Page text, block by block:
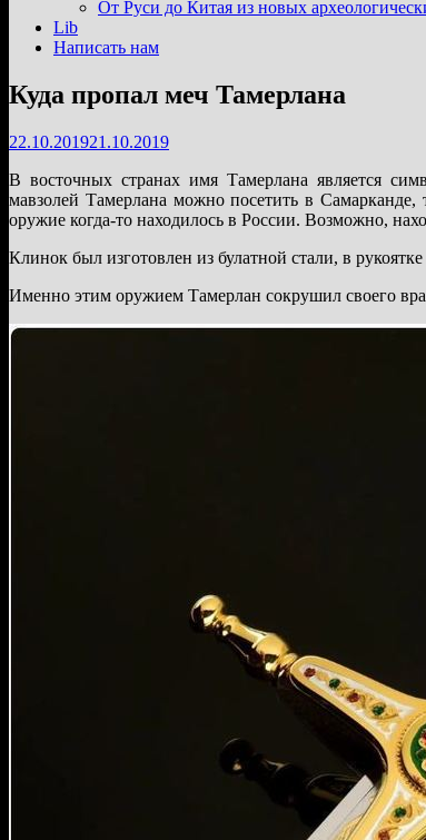
От Руси до Китая из новых
Lib
Написать нам
Куда пропал меч Тамерлана
22.10.201921.10.2019
В восточных странах имя Тамерлана является
мавзолей Тамерлана можно посетить в
оружие когда-то находилось в России. Возможно,
Клинок был изготовлен из булатной стали, в
Именно этим оружием Тамерлан сокрушил своего